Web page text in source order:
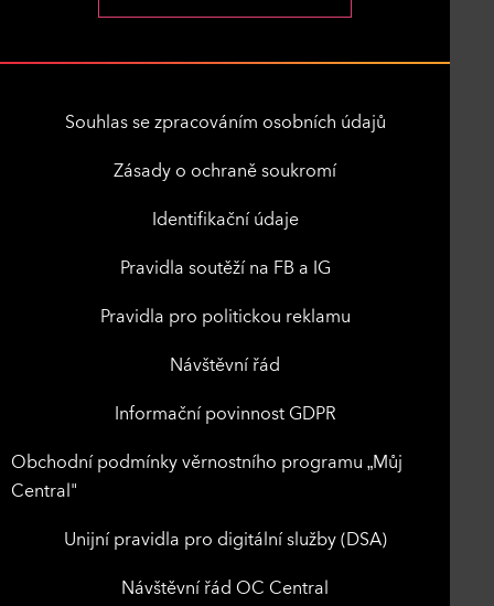
Souhlas se zpracováním osobních údajů
Zásady o ochraně soukromí
Identifikační údaje
Pravidla soutěží na FB a IG
Pravidla pro politickou reklamu
Návštěvní řád
Informační povinnost GDPR
Obchodní podmínky věrnostního programu „Můj
Central"
Unijní pravidla pro digitální služby (DSA)
Návštěvní řád OC Central